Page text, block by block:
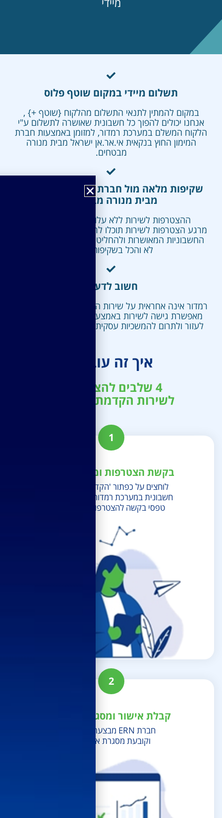
תשלום מיידי במקום שוטף פלוס
להמתין לתנאי התשלום מהלקוח {שוטף +} ,
יכולים להפוך כל חשבונית שאושרה לתשלום ע"י
המשלם במערכת רמדור, למזומן באמצעות חברת
המימון החוץ בנקאית אי.אר.אן ישראל מבית מנורה
מבטחים.
מבית מנורה מבטחים)
ההצטרפות לשירות ללא עלות, וללא התחייבות!
הצטרפות לשירות תוכלו לראות במקום אחד את כל
המאושרות ולהחליט אם להקדים תשלום או
לא והכל בשקיפות מלאה
חשוב לדעת!
אינה אחראית על שירות הקדמת התשלום אלא רק
גישה לשירות באמצעות מערכותיה, על מנת
ולתרום להמשכיות עסקית גם בתקופות מורכבות.
איך זה עובד ?
לשירות הקדמת חשבונית
1
בקשת הצטרפות ומילוי פרטים
לוחצים על כפתור 'הקדמת תשלום'
חשבונית במערכת רמדור לטובת מילוי
טפסי בקשה להצטרפות לשירות.
2
קבלת אישור ומסגרת אשראי
וקובעת מסגרת אשראי.